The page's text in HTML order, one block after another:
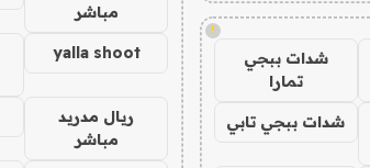
!
شدات ببجي
تمارا
شدات ببجي تابي
مباشر
yalla shoot
ريال مدريد
مباشر